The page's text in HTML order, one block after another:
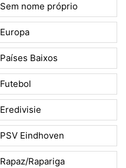
Sem nome próprio
Europa
Países Baixos
Futebol
Eredivisie
PSV Eindhoven
Rapaz/Rapariga